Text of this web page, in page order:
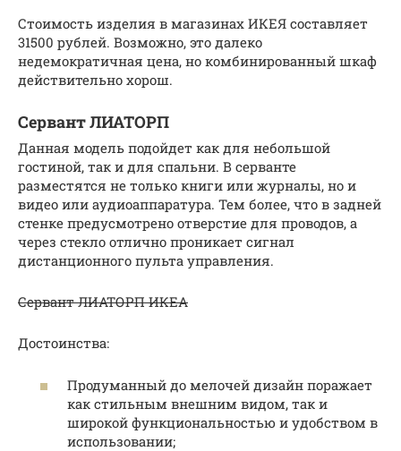
Стоимость изделия в магазинах ИКЕЯ составляет
31500 рублей. Возможно, это далеко
недемократичная цена, но комбинированный шкаф
действительно хорош.
Сервант ЛИАТОРП
Данная модель подойдет как для небольшой
гостиной, так и для спальни. В серванте
разместятся не только книги или журналы, но и
видео или аудиоаппаратура. Тем более, что в задней
стенке предусмотрено отверстие для проводов, а
через стекло отлично проникает сигнал
дистанционного пульта управления.
Сервант ЛИАТОРП ИКЕА
Достоинства:
Продуманный до мелочей дизайн поражает
как стильным внешним видом, так и
широкой функциональностью и удобством в
использовании;